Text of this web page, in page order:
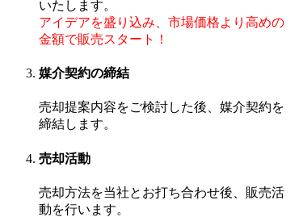
いたします。
アイデアを盛り込み、市場価格より高めの
金額で販売スタート！
媒介契約の締結
売却提案内容をご検討した後、媒介契約を
締結します。
売却活動
売却方法を当社とお打ち合わせ後、販売活
動を行います。